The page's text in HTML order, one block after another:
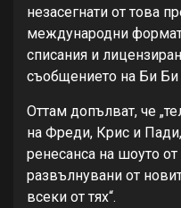
незасегнати от това
международни
списания и
съобщението на Би
Оттам допълват, че
на Фреди, Крис и
ренесанса на шоуто
развълнувани от
всеки от тях“.